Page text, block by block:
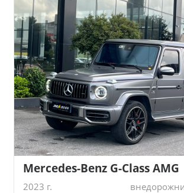
Mercedes-Benz G-Class AMG
2023 г.